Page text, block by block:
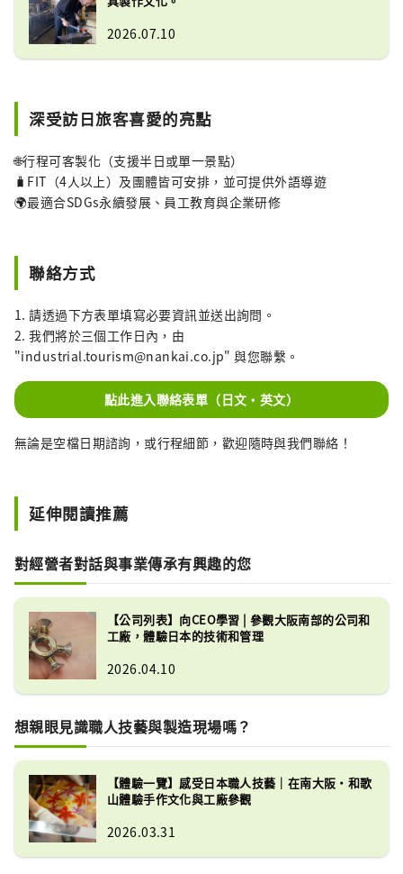
2026.07.10
深受訪日旅客喜愛的亮點
🌐行程可客製化（支援半日或單一景點）
🧳FIT（4人以上）及團體皆可安排，並可提供外語導遊
🌍最適合SDGs永續發展、員工教育與企業研修
聯絡方式
1. 請透過下方表單填寫必要資訊並送出詢問。
2. 我們將於三個工作日內，由
"industrial.tourism@nankai.co.jp" 與您聯繫。
點此進入聯絡表單（日文・英文）
無論是空檔日期諮詢，或行程細節，歡迎隨時與我們聯絡！
延伸閱讀推薦
對經營者對話與事業傳承有興趣的您
【公司列表】向CEO學習 | 參觀大阪南部的公司和
工廠，體驗日本的技術和管理
2026.04.10
想親眼見識職人技藝與製造現場嗎？
【體驗一覽】感受日本職人技藝｜在南大阪・和歌
山體驗手作文化與工廠參觀
2026.03.31